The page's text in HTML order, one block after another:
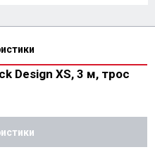
Design XS, 3 м, трос